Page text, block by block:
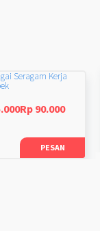
Seragam Kerja
90.000
PESAN